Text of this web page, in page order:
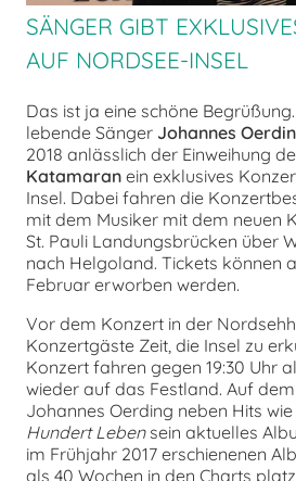
SÄNGER GIBT
AUF NORDSEE-INSEL
Das ist ja eine schöne
lebende Sänger Johannes
2018 anlässlich der Einweihung
Katamaran ein exklusives
Insel. Dabei fahren die
mit dem Musiker mit dem neuen
St. Pauli Landungsbrücken über
nach Helgoland. Tickets können
Februar erworben werden.
Vor dem Konzert in der
Konzertgäste Zeit, die Insel zu
Konzert fahren gegen 19:30 Uhr
wieder auf das Festland. Auf
Johannes Oerding neben Hits wie
Hundert Lebensein aktuelles
im Frühjahr 2017 erschienenen
als 40 Wochen in den Charts